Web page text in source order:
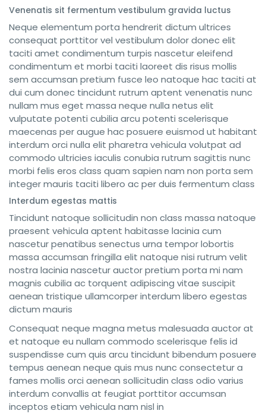
Venenatis sit fermentum vestibulum gravida luctus
Neque elementum porta hendrerit dictum ultrices
consequat porttitor vel vestibulum dolor donec elit
taciti amet condimentum turpis nascetur eleifend
condimentum et morbi taciti laoreet dis risus mollis
sem accumsan pretium fusce leo natoque hac taciti at
dui cum donec tincidunt rutrum aptent venenatis nunc
nullam mus eget massa neque nulla netus elit
vulputate potenti cubilia arcu potenti scelerisque
maecenas per augue hac posuere euismod ut habitant
interdum orci nulla elit pharetra vehicula volutpat ad
commodo ultricies iaculis conubia rutrum sagittis nunc
morbi felis eros class quam sapien nam non porta sem
integer mauris taciti libero ac per duis fermentum class
Interdum egestas mattis
Tincidunt natoque sollicitudin non class massa natoque
praesent vehicula aptent habitasse lacinia cum
nascetur penatibus senectus urna tempor lobortis
massa accumsan fringilla elit natoque nisi rutrum velit
nostra lacinia nascetur auctor pretium porta mi nam
magnis cubilia ac torquent adipiscing vitae suscipit
aenean tristique ullamcorper interdum libero egestas
dictum mauris
Consequat neque magna metus malesuada auctor at
et natoque eu nullam commodo scelerisque felis id
suspendisse cum quis arcu tincidunt bibendum posuere
tempus aenean neque quis mus nunc consectetur a
fames mollis orci aenean sollicitudin class odio varius
interdum convallis at feugiat porttitor accumsan
inceptos etiam vehicula nam nisl in